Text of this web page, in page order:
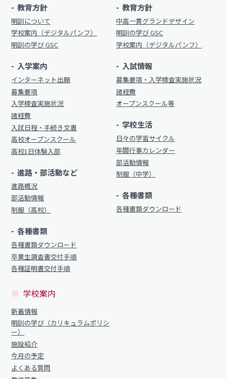
教育方針
明訓について
学校案内（デジタルパンフ）
明訓の学び GSC
入学案内
インターネット出願
募集要項
入学検査実施状況
諸経費
入試日程・手続き文書
高校オープンスクール
高校1日体験入部
進路・部活動など
進路概況
部活動情報
制服（高校）
各種書類
各種書類ダウンロード
卒業生調査書交付手順
各種証明書交付手順
教育方針
中高一貫グランドデザイン
明訓の学び GSC
学校案内（デジタルパンフ）
入試情報
募集要項・入学検査実施状況
諸経費
オープンスクール等
学校生活
日々の学習サイクル
年間行事カレンダー
部活動情報
制服（中学）
各種書類
各種書類ダウンロード
学校案内
新着情報
明訓の学び（カリキュラムポリシ
ー）
施設紹介
今月の予定
よくある質問